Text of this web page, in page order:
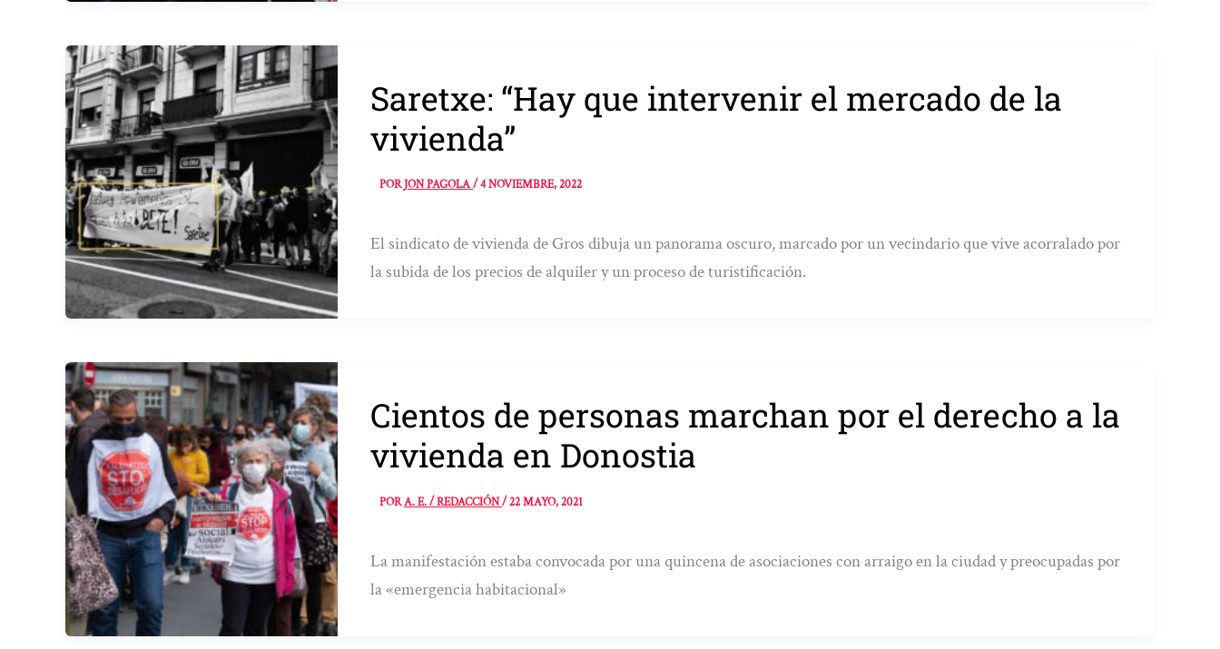
Saretxe: “Hay que intervenir el mercado de la
vivienda”
PORJON PAGOLA/4 NOVIEMBRE, 2022
El sindicato de vivienda de Gros dibuja un panorama oscuro, marcado por un vecindario que vive acorralado por
la subida de los precios de alquiler y un proceso de turistificación.
Cientos de personas marchan por el derecho a la
vivienda en Donostia
PORA. E. / REDACCIÓN/22 MAYO, 2021
La manifestación estaba convocada por una quincena de asociaciones con arraigo en la ciudad y preocupadas por
la «emergencia habitacional»